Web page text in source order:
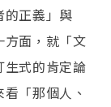
正義」與
方面，就「文
式的肯定論
「那個人、